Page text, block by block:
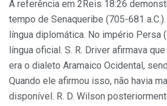
A referência em 2Reis 18:26
tempo de Senaqueribe (705-681
língua diplomática. No império Persa
língua oficial. S. R. Driver afirmava
era o dialeto Aramaico Ocidental,
Quando ele afirmou isso, não havia
disponível. R. D. Wilson